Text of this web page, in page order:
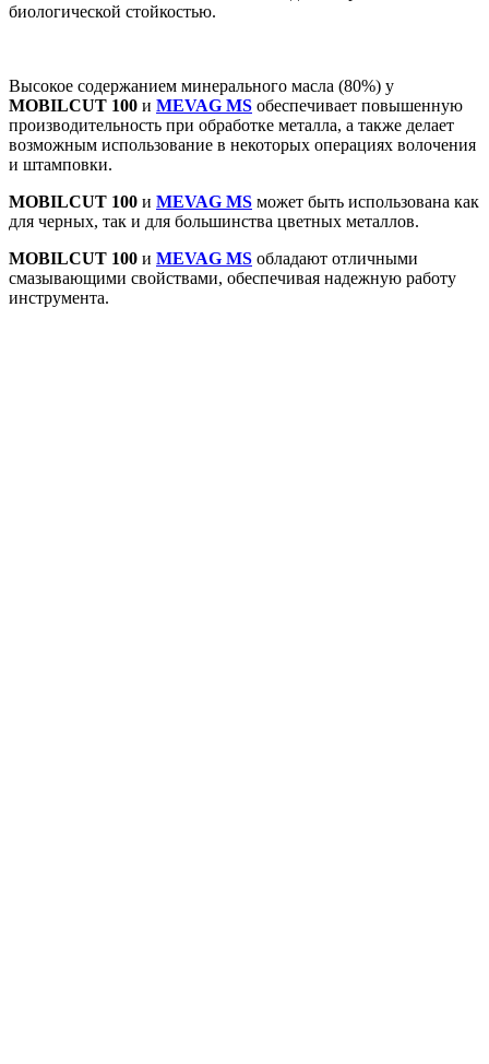
биологической стойкостью.
Высокое содержанием минерального масла (80%) у
MOBILCUT 100 и MEVAG MS обеспечивает повышенную
производительность при обработке металла, а также делает
возможным использование в некоторых операциях волочения
и штамповки.
MOBILCUT 100 и MEVAG MS может быть использована как
для черных, так и для большинства цветных металлов.
MOBILCUT 100 и MEVAG MS обладают отличными
смазывающими свойствами, обеспечивая надежную работу
инструмента.